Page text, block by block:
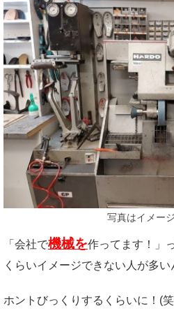
写真はイメージ
「会社で機械を作ってます！」
くらいイメージできない人が多い
ホントびっくりするくらいに！(